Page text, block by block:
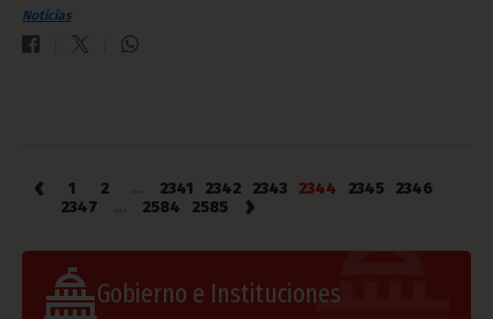
Noticias
‹ 1 2 2341 2342 2343 2344 2345
2346
2347
2584 2585 ›
Gobierno e Instituciones